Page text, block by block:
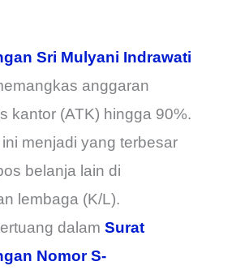
Sri Mulyani Indrawati
anggaran
kantor (ATK) hingga 90%.
menjadi yang terbesar
belanja lain di
lembaga (K/L).
dalamSurat
Nomor S-